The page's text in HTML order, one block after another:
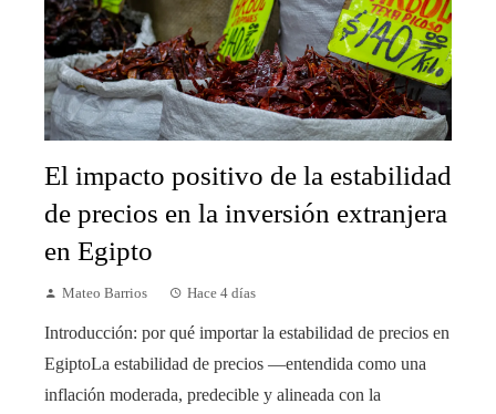
El impacto positivo de la estabilidad
de precios en la inversión extranjera
en Egipto
Mateo Barrios Hace 4 días
Introducción: por qué importar la estabilidad de precios en
EgiptoLa estabilidad de precios —entendida como una
inflación moderada, predecible y alineada con la